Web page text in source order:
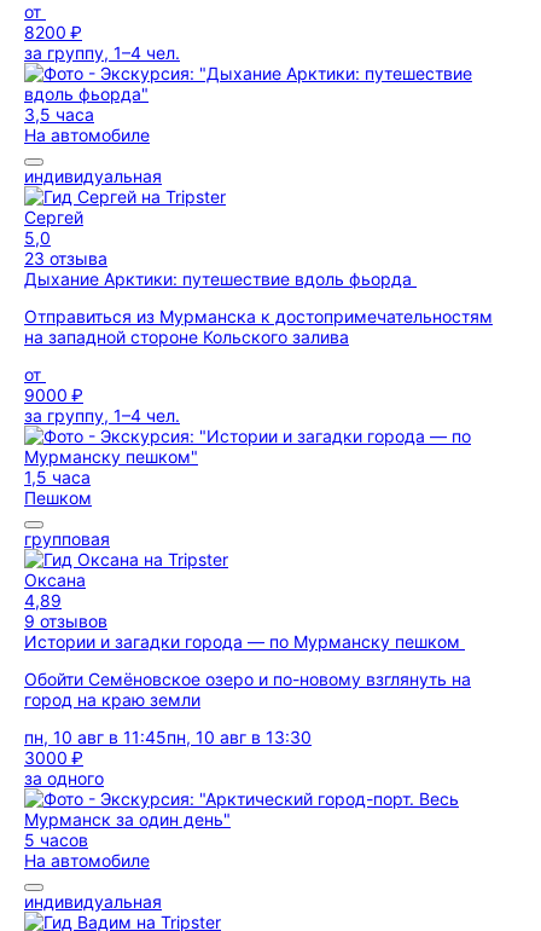
от
8200 ₽
за группу, 1–4 чел.
3,5 часа
На автомобиле
индивидуальная
Сергей
5,0
23 отзыва
Дыхание Арктики: путешествие вдоль фьорда
Отправиться из Мурманска к достопримечательностям
на западной стороне Кольского залива
от
9000 ₽
за группу, 1–4 чел.
1,5 часа
Пешком
групповая
Оксана
4,89
9 отзывов
Истории и загадки города — по Мурманску пешком
Обойти Семёновское озеро и по-новому взглянуть на
город на краю земли
пн, 10 авг в 11:45пн, 10 авг в 13:30
3000 ₽
за одного
5 часов
На автомобиле
индивидуальная